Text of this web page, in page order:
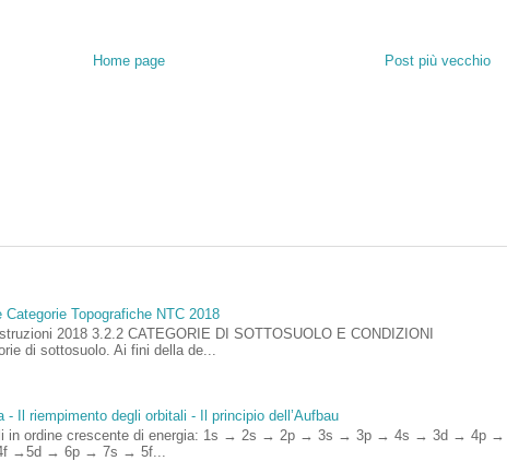
Post più vecchio
Home page
Topografiche NTC 2018
2018 3.2.2 CATEGORIE DI SOTTOSUOLO E CONDIZIONI
di sottosuolo. Ai fini della de...
- Il riempimento degli orbitali - Il principio dell’Aufbau
in ordine crescente di energia: 1s → 2s → 2p → 3s → 3p → 4s → 3d → 4p →
→5d → 6p → 7s → 5f...